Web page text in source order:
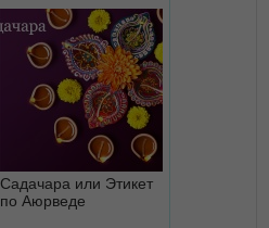
Садачара или Этикет
по Аюрведе